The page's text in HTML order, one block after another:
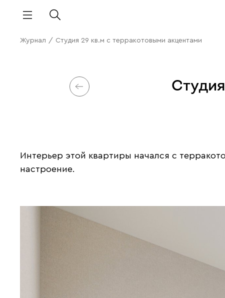
Журнал / Студия 29 кв.м с терракотовыми акцентами
Интерьер этой квартиры начался с
настроение.